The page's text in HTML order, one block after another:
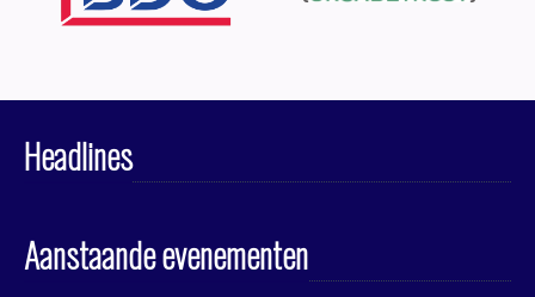
Headlines
Aanstaande evenementen